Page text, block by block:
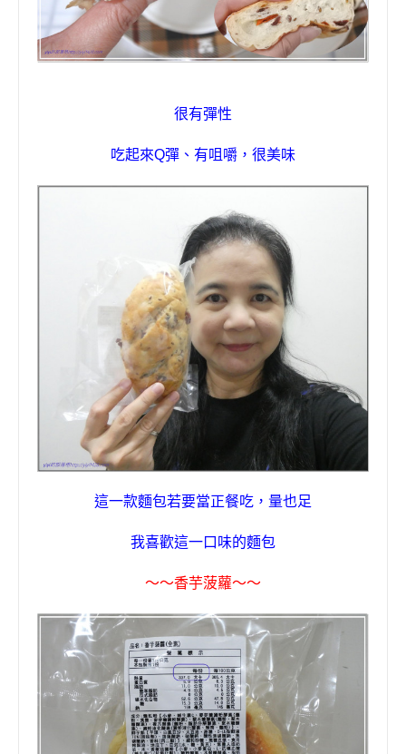
很有彈性
吃起來Q彈、有咀嚼，很美味
這一款麵包若要當正餐吃，量也足
我喜歡這一口味的麵包
〜〜香芋菠蘿〜〜